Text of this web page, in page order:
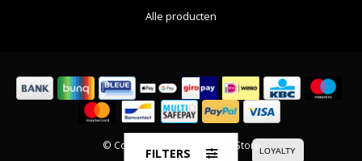
Alle producten
© Copyright 2026 The Movie Store
FILTERS LOYALTY